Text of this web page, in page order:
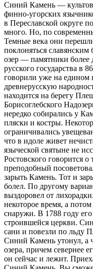
Синий Камень —
финно-угорских
в Переславской округе
много. Но, по
Темные века они
поклоняться славянским
озер — памятники более
русского государства в
говорили уже на едином
древнерусскую
находится на берегу
Борисоглебского
нередко собирались у
пляски и костры.
ограничивались
что в идоле живет
языческой святыне не
Ростовского говорится
преподобный
зарыть Камень. Тот и
болел. По другому
выздоровел от
некоторое время, а
снаружи. В 1788 году
строившейся церкви.
сани и повезли по льду
Синий Камень утонул, а
озера, причем севернее
он сейчас и лежит.